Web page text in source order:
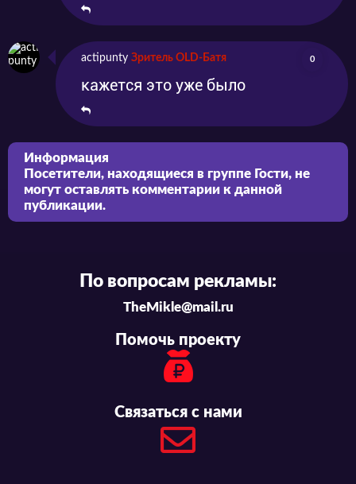
actipunty Зритель OLD-Батя 0
кажется это уже было
Информация
Посетители, находящиеся в группе Гости, не
могут оставлять комментарии к данной
публикации.
По вопросам рекламы:
TheMikle@mail.ru
Помочь проекту
Связаться с нами